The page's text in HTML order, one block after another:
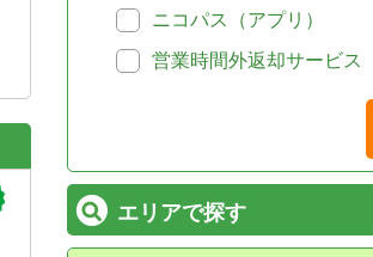
ニコパス（アプリ）
営業時間外返却サービス
エリアで探す